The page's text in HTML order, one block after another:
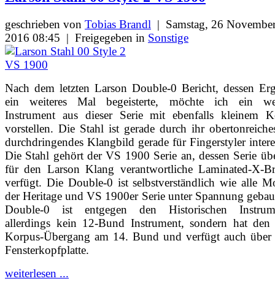
geschrieben von Tobias Brandl | Samstag, 26
2016 08:45 | Freigegeben in Sonstige
Nach dem letzten Larson Double-0 Bericht, dessen
ein weiteres Mal begeisterte, möchte ich ein
Instrument aus dieser Serie mit ebenfalls kleinem
vorstellen. Die Stahl ist gerade durch ihr
durchdringendes Klangbild gerade für Fingerstyler
Die Stahl gehört der VS 1900 Serie an, dessen Serie
für den Larson Klang verantwortliche Laminated-X-
verfügt. Die Double-0 ist selbstverständlich wie alle
der Heritage und VS 1900er Serie unter Spannung
Double-0 ist entgegen den Historischen
allerdings kein 12-Bund Instrument, sondern hat den
Korpus-Übergang am 14. Bund und verfügt auch über
Fensterkopfplatte.
weiterlesen ...